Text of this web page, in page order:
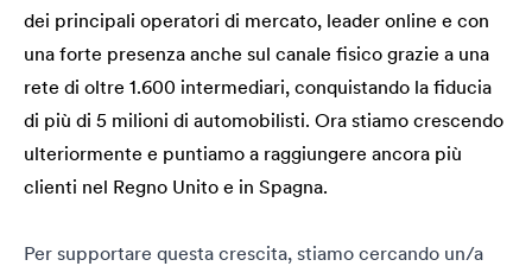
dei principali operatori di mercato, leader online e con
una forte presenza anche sul canale fisico grazie a una
rete di oltre 1.600 intermediari, conquistando la fiducia
di più di 5 milioni di automobilisti. Ora stiamo crescendo
ulteriormente e puntiamo a raggiungere ancora più
clienti nel Regno Unito e in Spagna.
Per supportare questa crescita, stiamo cercando un/a